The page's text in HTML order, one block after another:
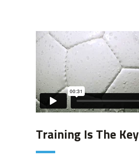
Training Is The Key